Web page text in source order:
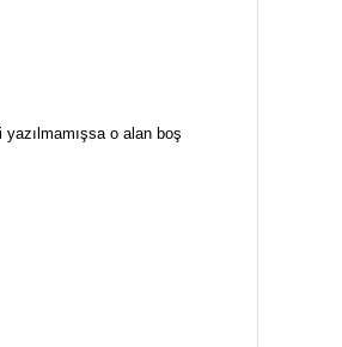
o alan boş